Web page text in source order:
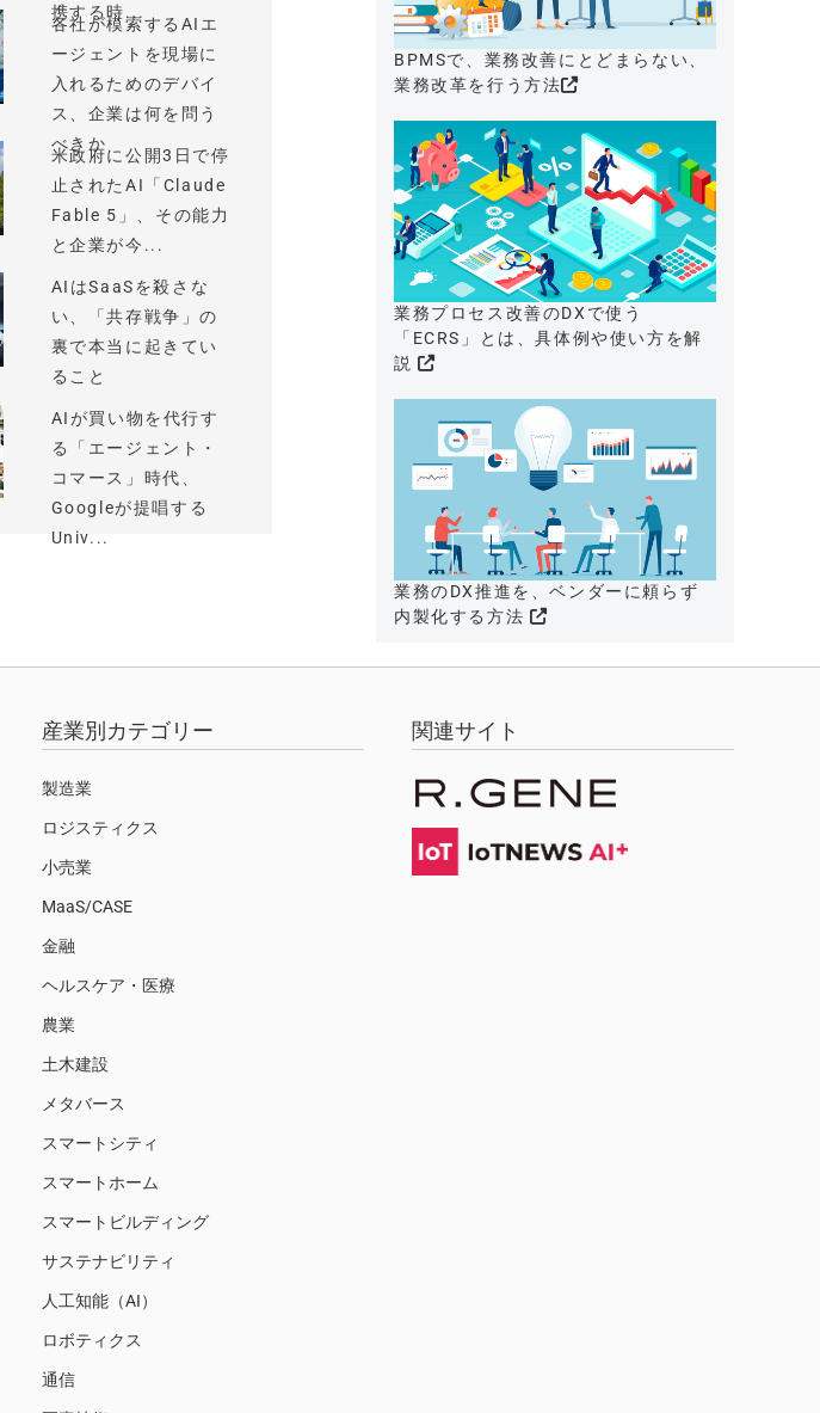
携する時...
各社が模索するAIエ
ージェントを現場に
入れるためのデバイ
ス、企業は何を問う
べきか
米政府に公開3日で停
止されたAI「Claude
Fable 5」、その能力
と企業が今...
AIはSaaSを殺さな
い、「共存戦争」の
裏で本当に起きてい
ること
AIが買い物を代行す
る「エージェント・
コマース」時代、
Googleが提唱する
Univ...
BPMSで、業務改善にとどまらない、
業務改革を行う方法
業務プロセス改善のDXで使う
「ECRS」とは、具体例や使い方を解
説
業務のDX推進を、ベンダーに頼らず
内製化する方法
産業別カテゴリー
製造業
ロジスティクス
小売業
MaaS/CASE
金融
ヘルスケア・医療
農業
土木建設
メタバース
スマートシティ
スマートホーム
スマートビルディング
サステナビリティ
人工知能（AI）
ロボティクス
通信
関連サイト